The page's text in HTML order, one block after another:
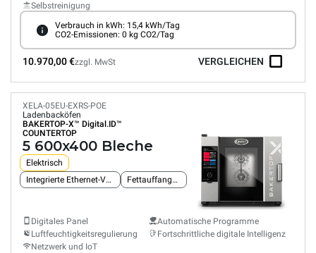
Selbstreinigung
Verbrauch in kWh: 15,4 kWh/Tag
CO2-Emissionen: 0 kg CO2/Tag
10.970,00 €zzgl. MwSt VERGLEICHEN
XELA-05EU-EXRS-POE
Ladenbacköfen
BAKERTOP-X™ Digital.ID™
COUNTERTOP
5 600x400 Bleche
Elektrisch
Integrierte Ethernet-Verbindung
Fettauffangsystem
Digitales Panel
Luftfeuchtigkeitsregulierung
Netzwerk und IoT
Automatische Programme
Fortschrittliche digitale Intelligenz